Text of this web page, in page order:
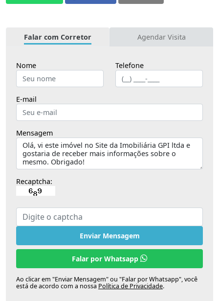
Falar com Corretor Agendar Visita
Nome Telefone
E-mail
Mensagem
Recaptcha:
Enviar Mensagem
Falar por Whatsapp
Ao clicar em "Enviar Mensagem" ou "Falar por Whatsapp", você
está de acordo com a nossa Política de Privacidade.